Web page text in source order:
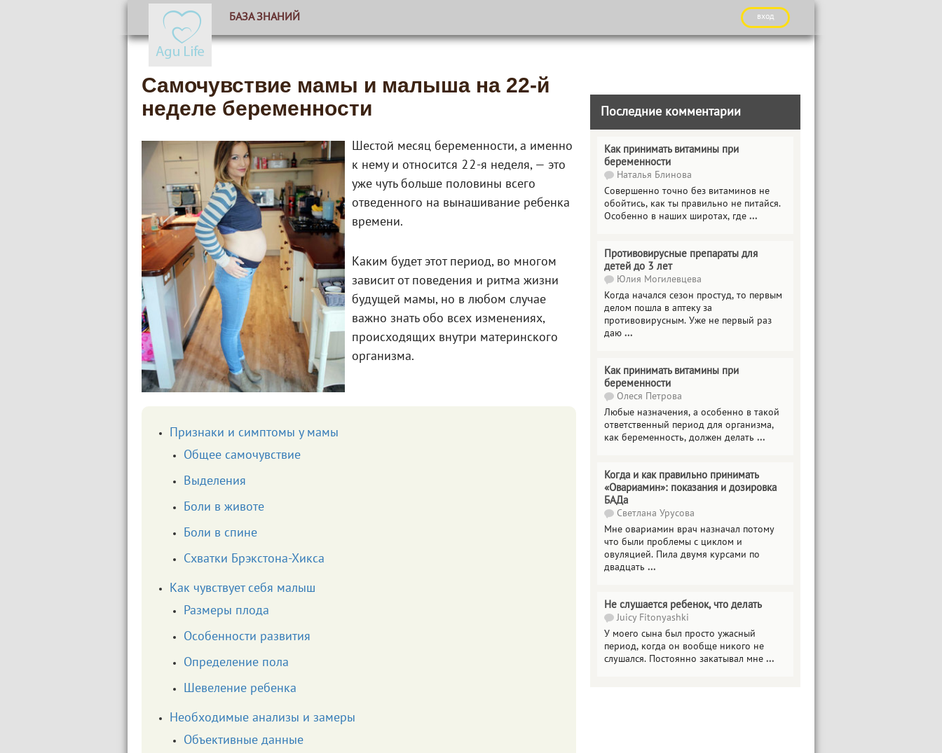
БАЗА ЗНАНИЙ вход
Самочувствие мамы и малыша на 22-й
неделе беременности
Шестой месяц беременности, а именно
к нему и относится 22-я неделя, — это
уже чуть больше половины всего
отведенного на вынашивание ребенка
времени.
Каким будет этот период, во многом
зависит от поведения и ритма жизни
будущей мамы, но в любом случае
важно знать обо всех изменениях,
происходящих внутри материнского
организма.
Признаки и симптомы у мамы
Общее самочувствие
Выделения
Боли в животе
Боли в спине
Схватки Брэкстона-Хикса
Как чувствует себя малыш
Размеры плода
Особенности развития
Определение пола
Шевеление ребенка
Необходимые анализы и замеры
Объективные данные
Последние комментарии
Как принимать витамины при
беременности
Наталья Блинова
Совершенно точно без витаминов не
обойтись, как ты правильно не питайся.
Особенно в наших широтах, где ...
Противовирусные препараты для
детей до 3 лет
Юлия Могилевцева
Когда начался сезон простуд, то первым
делом пошла в аптеку за
противовирусным. Уже не первый раз
даю ...
Как принимать витамины при
беременности
Олеся Петрова
Любые назначения, а особенно в такой
ответственный период для организма,
как беременность, должен делать ...
Когда и как правильно принимать
«Овариамин»: показания и дозировка
БАДа
Светлана Урусова
Мне овариамин врач назначал потому
что были проблемы с циклом и
овуляцией. Пила двумя курсами по
двадцать ...
Не слушается ребенок, что делать
Juicy Fitonyashki
У моего сына был просто ужасный
период, когда он вообще никого не
слушался. Постоянно закатывал мне ...